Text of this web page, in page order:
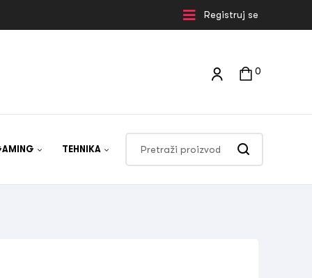
Registruj se
0
TEHNIKA